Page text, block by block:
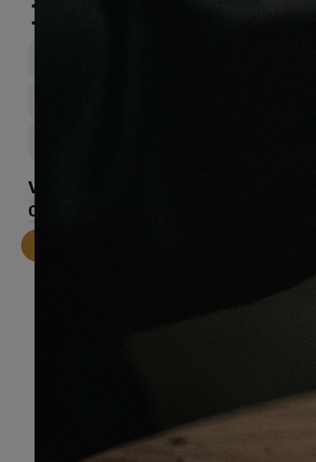
VOIR LA GALERIE
CARACTÉRISTIQUES